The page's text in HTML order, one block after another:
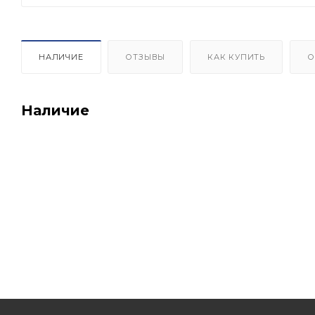
НАЛИЧИЕ ОТЗЫВЫ КАК КУПИТЬ
Наличие